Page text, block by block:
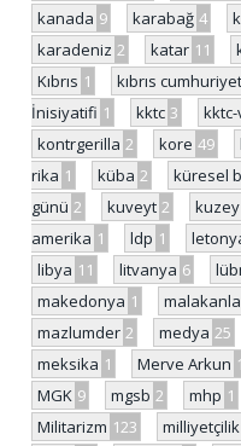
kanada 9 karabağ 4
karadeniz 2 katar 11
Kıbrıs 1 kıbrıs
İnisiyatifi 1 kktc 3
kontrgerilla 2 kore 49
rika 1 küba 2 küresel
günü 2 kuveyt 2
amerika 1 ldp 1
libya 11 litvanya 6
makedonya 1
mazlumder 2 medya 25
meksika 1 Merve Arkun 1
MGK 9 mgsb 2 mhp 1
Militarizm 123 milliyetçilik